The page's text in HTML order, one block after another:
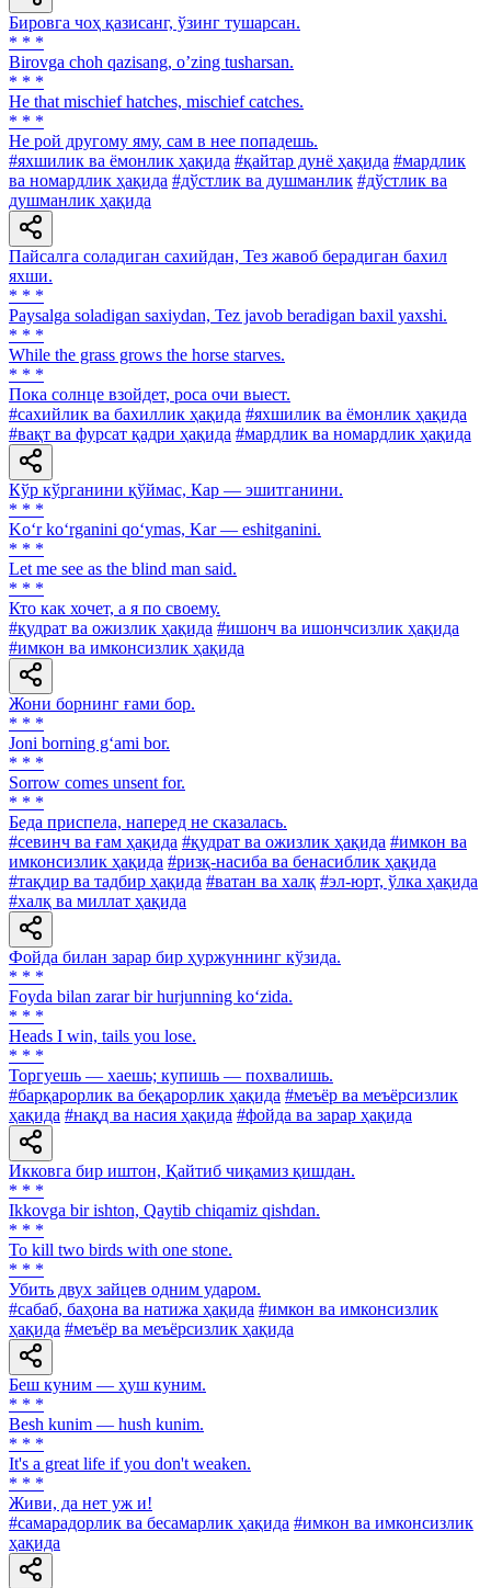
Бировга чоҳ қазисанг, ўзинг тушарсан.
* * *
Birovga choh qazisang, oʼzing tusharsan.
* * *
He that mischief hatches, mischief catches.
* * *
He рой другому яму, сам в нее попадешь.
#яхшилик ва ёмонлик ҳақида #қайтар дунё ҳақида #мардлик
ва номардлик ҳақида #дўстлик ва душманлик #дўстлик ва
душманлик ҳақида
Пайсалга соладиган сахийдан, Тез жавоб берадиган бахил
яхши.
* * *
Paysalga soladigan saxiydan, Tez javob beradigan baxil yaxshi.
* * *
While the grass grows the horse starves.
* * *
Пока солнце взойдет, роса очи выест.
#сахийлик ва бахиллик ҳақида #яхшилик ва ёмонлик ҳақида
#вақт ва фурсат қадри ҳақида #мардлик ва номардлик ҳақида
Кўр кўрганини қўймас, Кар — эшитганини.
* * *
Ko‘r ko‘rganini qo‘ymas, Kar — eshitganini.
* * *
Let me see as the blind man said.
* * *
Кто как хочет, а я по своему.
#қудрат ва ожизлик ҳақида #ишонч ва ишончсизлик ҳақида
#имкон ва имконсизлик ҳақида
Жони борнинг ғами бор.
* * *
Joni borning g‘ami bor.
* * *
Sorrow comes unsent for.
* * *
Беда приспела, наперед не сказалась.
#севинч ва ғам ҳақида #қудрат ва ожизлик ҳақида #имкон ва
имконсизлик ҳақида #ризқ-насиба ва бенасиблик ҳақида
#тақдир ва тадбир ҳақида #ватан ва халқ #эл-юрт, ўлка ҳақида
#халқ ва миллат ҳақида
Фойда билан зарар бир ҳуржуннинг кўзида.
* * *
Foyda bilan zarar bir hurjunning ko‘zida.
* * *
Heads I win, tails you lose.
* * *
Торгуешь — хаешь; купишь — похвалишь.
#барқарорлик ва беқарорлик ҳақида #меъёр ва меъёрсизлик
ҳақида #нақд ва насия ҳақида #фойда ва зарар ҳақида
Икковга бир иштон, Қайтиб чиқамиз қишдан.
* * *
Ikkovga bir ishton, Qaytib chiqamiz qishdan.
* * *
To kill two birds with one stone.
* * *
Убить двух зайцев одним ударом.
#сабаб, баҳона ва натижа ҳақида #имкон ва имконсизлик
ҳақида #меъёр ва меъёрсизлик ҳақида
Беш куним — ҳуш куним.
* * *
Besh kunim — hush kunim.
* * *
It's a great life if you don't weaken.
* * *
Живи, да нет уж и!
#самарадорлик ва бесамарлик ҳақида #имкон ва имконсизлик
ҳақида